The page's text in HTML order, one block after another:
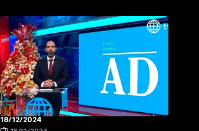
18/12/2024